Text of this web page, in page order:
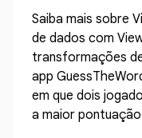
Saiba mais sobre
de dados com
transformações
app
em que dois
a maior